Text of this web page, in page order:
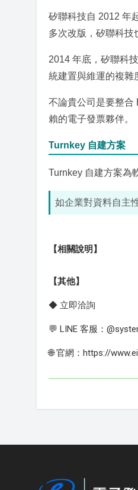
矽聯科技自 2012 年
多次改版，矽聯科技
2014 年底，矽聯科
統建置與維運的複雜
不論貴公司是要整合
賴的電子發票夥伴。
Turnkey 自建方案
Turnkey 自建方案為
如企業對資料自主
【相關說明】
【其他】
◆ 立即洽詢
💬 LINE 客服：
🌐 官網：https://